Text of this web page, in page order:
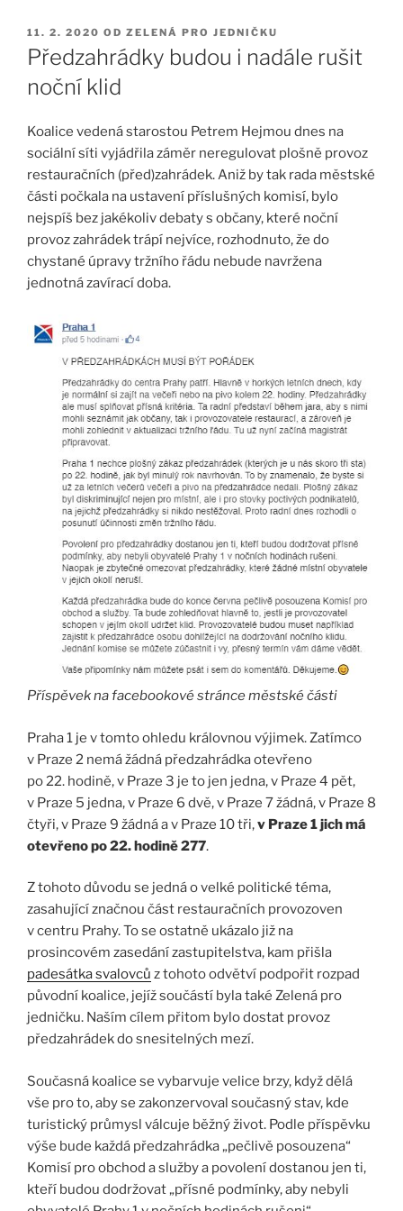
PUBLIKOVÁNO
11. 2. 2020 OD ZELENÁ PRO JEDNIČKU
Předzahrádky budou i nadále rušit
noční klid
Koalice vedená starostou Petrem Hejmou dnes na
sociální síti vyjádřila záměr neregulovat plošně provoz
restauračních (před)zahrádek. Aniž by tak rada městské
části počkala na ustavení příslušných komisí, bylo
nejspíš bez jakékoliv debaty s občany, které noční
provoz zahrádek trápí nejvíce, rozhodnuto, že do
chystané úpravy tržního řádu nebude navržena
jednotná zavírací doba.
Příspěvek na facebookové stránce městské části
Praha 1 je v tomto ohledu královnou výjimek. Zatímco
v Praze 2 nemá žádná předzahrádka otevřeno
po 22. hodině, v Praze 3 je to jen jedna, v Praze 4 pět,
v Praze 5 jedna, v Praze 6 dvě, v Praze 7 žádná, v Praze 8
čtyři, v Praze 9 žádná a v Praze 10 tři,v Praze 1 jich má
otevřeno po 22. hodině 277.
Z tohoto důvodu se jedná o velké politické téma,
zasahující značnou část restauračních provozoven
v centru Prahy. To se ostatně ukázalo již na
prosincovém zasedání zastupitelstva, kam přišla
padesátka svalovců z tohoto odvětví podpořit rozpad
původní koalice, jejíž součástí byla také Zelená pro
jedničku. Naším cílem přitom bylo dostat provoz
předzahrádek do snesitelných mezí.
Současná koalice se vybarvuje velice brzy, když dělá
vše pro to, aby se zakonzervoval současný stav, kde
turistický průmysl válcuje běžný život. Podle příspěvku
výše bude každá předzahrádka „pečlivě posouzena“
Komisí pro obchod a služby a povolení dostanou jen ti,
kteří budou dodržovat „přísné podmínky, aby nebyli